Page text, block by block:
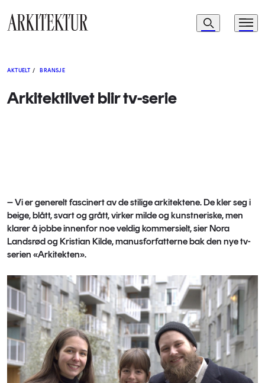
Navigasjon
Søk Meny
AKTUELT / BRANSJE
Arkitektlivet blir tv-serie
– Vi er generelt fascinert av de stilige arkitektene. De kler seg i
beige, blått, svart og grått, virker milde og kunstneriske, men
klarer å jobbe innenfor noe veldig kommersielt, sier Nora
Landsrød og Kristian Kilde, manusforfatterne bak den nye tv-
serien «Arkitekten».